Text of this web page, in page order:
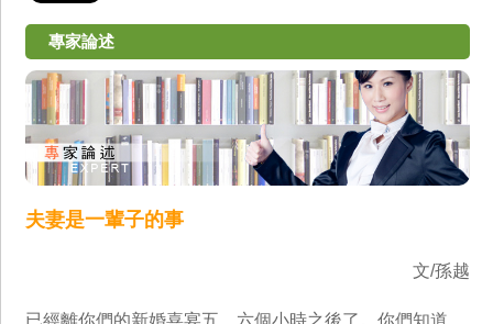
專家論述
夫妻是一輩子的事
文/孫越